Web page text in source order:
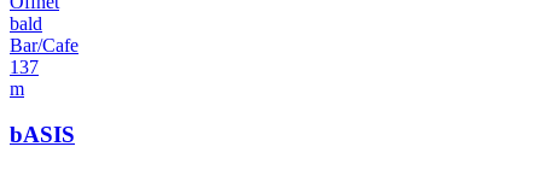
bald
Bar/Cafe
137
m
bASIS